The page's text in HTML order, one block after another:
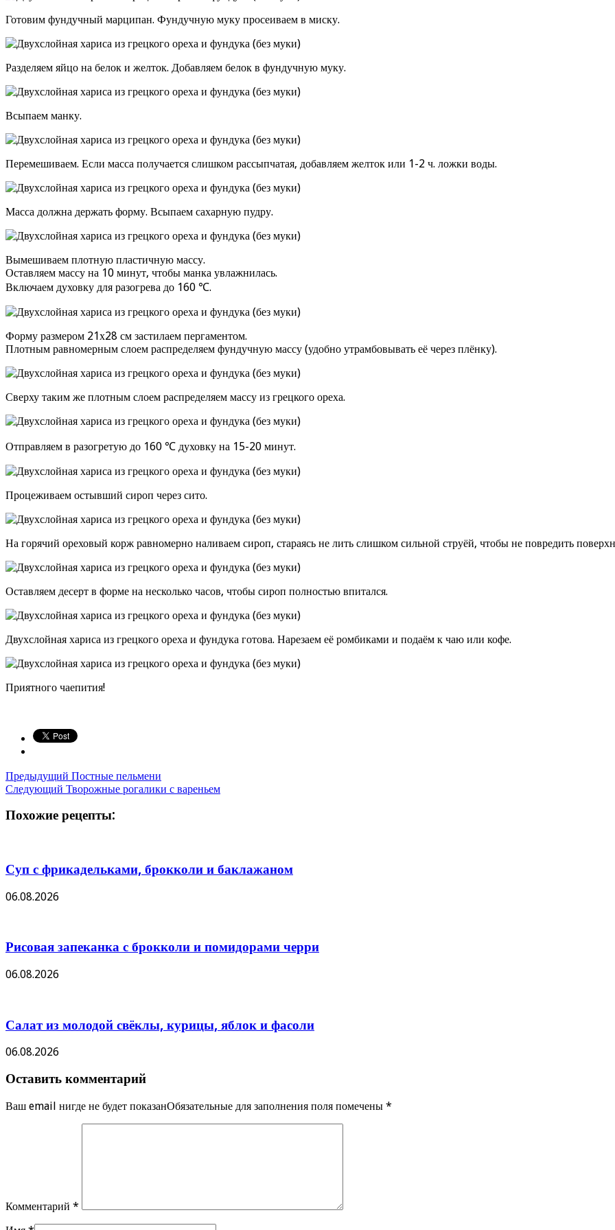
Готовим фундучный марципан. Фундучную муку просеиваем в миску.
Разделяем яйцо на белок и желток. Добавляем белок в фундучную муку.
Всыпаем манку.
Перемешиваем. Если масса получается слишком рассыпчатая, добавляем желток или 1-2 ч. ложки воды.
Масса должна держать форму. Всыпаем сахарную пудру.
Вымешиваем плотную пластичную массу.
Оставляем массу на 10 минут, чтобы манка увлажнилась.
Включаем духовку для разогрева до 160 ℃.
Форму размером 21х28 см застилаем пергаментом.
Плотным равномерным слоем распределяем фундучную массу (удобно утрамбовывать её через плёнку).
Сверху таким же плотным слоем распределяем массу из грецкого ореха.
Отправляем в разогретую до 160 ℃ духовку на 15-20 минут.
Процеживаем остывший сироп через сито.
На горячий ореховый корж равномерно наливаем сироп, стараясь не лить слишком сильной струёй, чтобы не повредить
Оставляем десерт в форме на несколько часов, чтобы сироп полностью впитался.
Двухслойная хариса из грецкого ореха и фундука готова. Нарезаем её ромбиками и подаём к чаю или кофе.
Приятного чаепития!
Предыдущий Постные пельмени
Следующий Творожные рогалики с вареньем
Похожие рецепты:
Суп с фрикадельками, брокколи и баклажаном
06.08.2026
Рисовая запеканка с брокколи и помидорами черри
06.08.2026
Салат из молодой свёклы, курицы, яблок и фасоли
06.08.2026
Оставить комментарий
Ваш email нигде не будет показанОбязательные для заполнения поля помечены *
Комментарий *